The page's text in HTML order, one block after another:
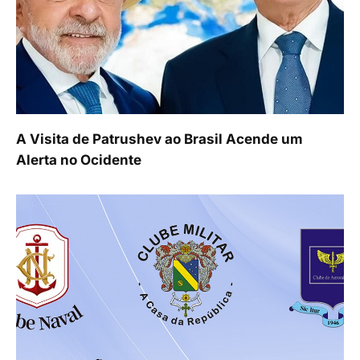
A Visita de Patrushev ao Brasil Acende um
Alerta no Ocidente